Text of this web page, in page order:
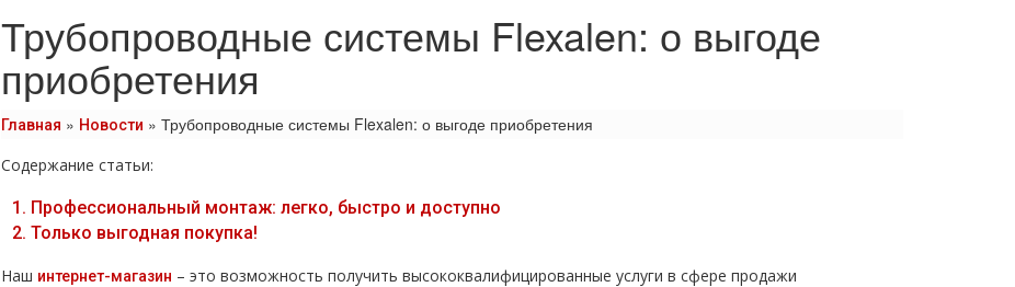
Трубопроводные системы Flexalen: о выгоде
приобретения
Главная » Новости » Трубопроводные системы Flexalen: о выгоде приобретения
Содержание статьи:
1. Профессиональный монтаж: легко, быстро и доступно
2. Только выгодная покупка!
Наш интернет-магазин – это возможность получить высококвалифицированные услуги в сфере продажи